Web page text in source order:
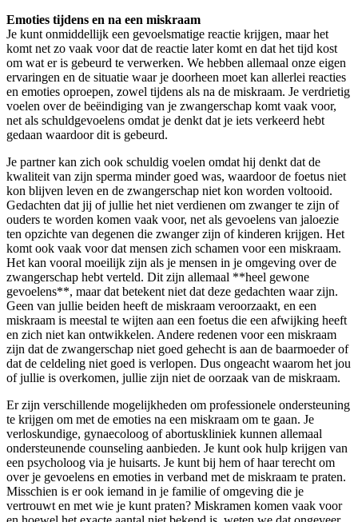
Emoties tijdens en na een miskraam
Je kunt onmiddellijk een gevoelsmatige reactie krijgen, maar het
komt net zo vaak voor dat de reactie later komt en dat het tijd kost
om wat er is gebeurd te verwerken. We hebben allemaal onze eigen
ervaringen en de situatie waar je doorheen moet kan allerlei reacties
en emoties oproepen, zowel tijdens als na de miskraam. Je verdrietig
voelen over de beëindiging van je zwangerschap komt vaak voor,
net als schuldgevoelens omdat je denkt dat je iets verkeerd hebt
gedaan waardoor dit is gebeurd.
Je partner kan zich ook schuldig voelen omdat hij denkt dat de
kwaliteit van zijn sperma minder goed was, waardoor de foetus niet
kon blijven leven en de zwangerschap niet kon worden voltooid.
Gedachten dat jij of jullie het niet verdienen om zwanger te zijn of
ouders te worden komen vaak voor, net als gevoelens van jaloezie
ten opzichte van degenen die zwanger zijn of kinderen krijgen. Het
komt ook vaak voor dat mensen zich schamen voor een miskraam.
Het kan vooral moeilijk zijn als je mensen in je omgeving over de
zwangerschap hebt verteld. Dit zijn allemaal **heel gewone
gevoelens**, maar dat betekent niet dat deze gedachten waar zijn.
Geen van jullie beiden heeft de miskraam veroorzaakt, en een
miskraam is meestal te wijten aan een foetus die een afwijking heeft
en zich niet kan ontwikkelen. Andere redenen voor een miskraam
zijn dat de zwangerschap niet goed gehecht is aan de baarmoeder of
dat de celdeling niet goed is verlopen. Dus ongeacht waarom het jou
of jullie is overkomen, jullie zijn niet de oorzaak van de miskraam.
Er zijn verschillende mogelijkheden om professionele ondersteuning
te krijgen om met de emoties na een miskraam om te gaan. Je
verloskundige, gynaecoloog of abortuskliniek kunnen allemaal
ondersteunende counseling aanbieden. Je kunt ook hulp krijgen van
een psycholoog via je huisarts. Je kunt bij hem of haar terecht om
over je gevoelens en emoties in verband met de miskraam te praten.
Misschien is er ook iemand in je familie of omgeving die je
vertrouwt en met wie je kunt praten? Miskramen komen vaak voor